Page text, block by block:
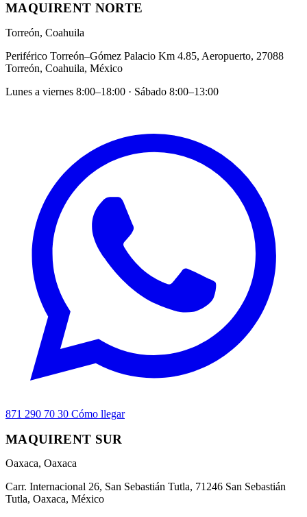
MAQUIRENT NORTE
Torreón, Coahuila
Periférico Torreón–Gómez Palacio Km 4.85, Aeropuerto, 27088
Torreón, Coahuila, México
Lunes a viernes 8:00–18:00 · Sábado 8:00–13:00
871 290 70 30 Cómo llegar
MAQUIRENT SUR
Oaxaca, Oaxaca
Carr. Internacional 26, San Sebastián Tutla, 71246 San Sebastián
Tutla, Oaxaca, México